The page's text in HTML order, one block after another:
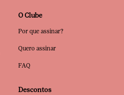
O Clube
Por que assinar?
Quero assinar
FAQ
Descontos